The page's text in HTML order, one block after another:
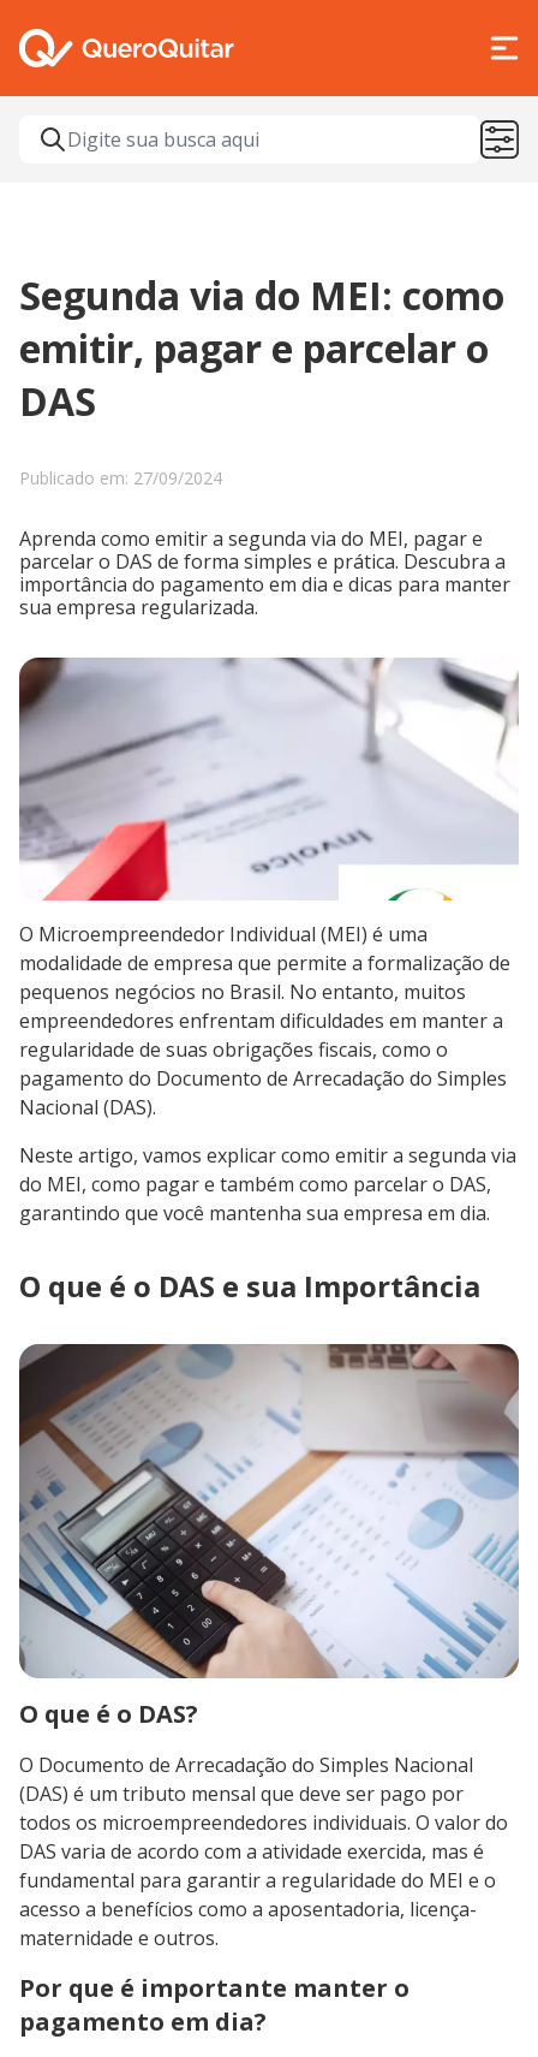
Segunda via do MEI: como
emitir, pagar e parcelar o
DAS
Publicado em: 27/09/2024
Aprenda como emitir a segunda via do MEI, pagar e
parcelar o DAS de forma simples e prática. Descubra a
importância do pagamento em dia e dicas para manter
sua empresa regularizada.
O Microempreendedor Individual (MEI) é uma
modalidade de empresa que permite a formalização de
pequenos negócios no Brasil. No entanto, muitos
empreendedores enfrentam dificuldades em manter a
regularidade de suas obrigações fiscais, como o
pagamento do Documento de Arrecadação do Simples
Nacional (DAS).
Neste artigo, vamos explicar como emitir a segunda via
do MEI, como pagar e também como parcelar o DAS,
garantindo que você mantenha sua empresa em dia.
O que é o DAS e sua Importância
O que é o DAS?
O Documento de Arrecadação do Simples Nacional
(DAS) é um tributo mensal que deve ser pago por
todos os microempreendedores individuais. O valor do
DAS varia de acordo com a atividade exercida, mas é
fundamental para garantir a regularidade do MEI e o
acesso a benefícios como a aposentadoria, licença-
maternidade e outros.
Por que é importante manter o
pagamento em dia?